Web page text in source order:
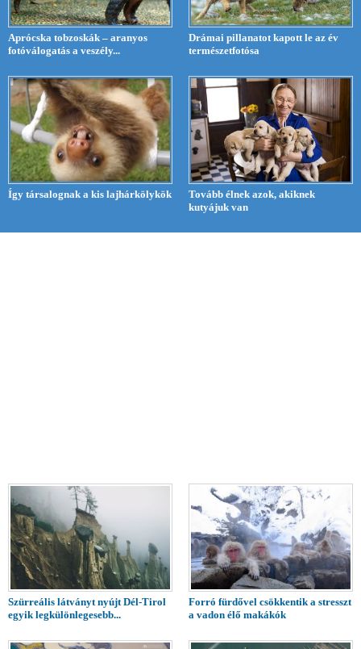
Aprócska tobzoskák – aranyos
fotóválogatás a veszély...
Drámai pillanatot kapott le az év
természetfotósa
Így társalognak a kis lajhárkölykök
Tovább élnek azok, akiknek
kutyájuk van
Szürreális látványt nyújt Dél-Tirol
egyik legkülönlegesebb...
Forró fürdővel csökkentik a stresszt
a vadon élő makákók